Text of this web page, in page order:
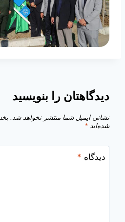
دیدگاهتان را بنویسید
نشانی ایمیل شما منتشر نخواهد شد.
شده‌اند *
دیدگاه *